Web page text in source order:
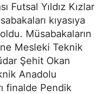
Futsal Yıldız Kızlar
kıyasıya
Müsabakaların
Mesleki Teknik
Şehit Okan
Anadolu
finalde Pendik